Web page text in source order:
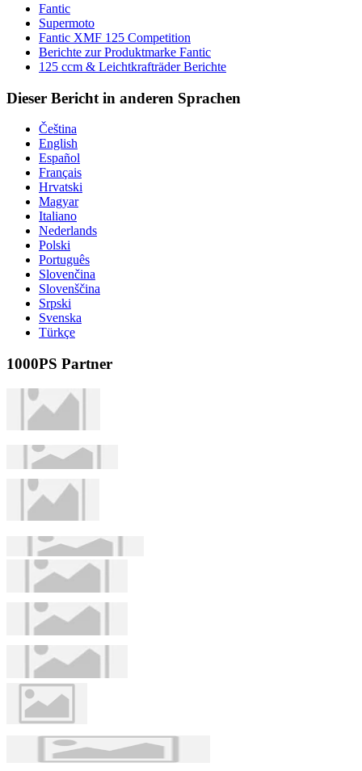
Fantic
Supermoto
Fantic XMF 125 Competition
Berichte zur Produktmarke Fantic
125 ccm & Leichtkrafträder Berichte
Dieser Bericht in anderen Sprachen
Čeština
English
Español
Français
Hrvatski
Magyar
Italiano
Nederlands
Polski
Português
Slovenčina
Slovenščina
Srpski
Svenska
Türkçe
1000PS Partner